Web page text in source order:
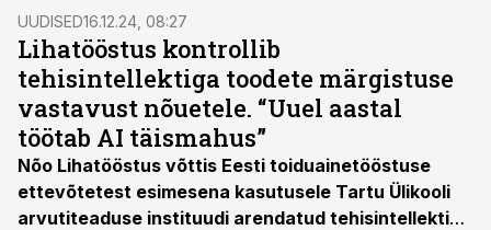
väljakutseid lahendavad.
UUDISED16.12.24, 08:27
Lihatööstus kontrollib
tehisintellektiga toodete märgistuse
vastavust nõuetele. “Uuel aastal
töötab AI täismahus”
Nõo Lihatööstus võttis Eesti toiduainetööstuse
ettevõtetest esimesena kasutusele Tartu Ülikooli
arvutiteaduse instituudi arendatud tehisintellekti